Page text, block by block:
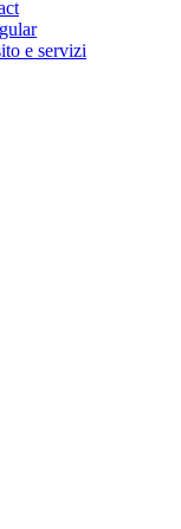
e servizi